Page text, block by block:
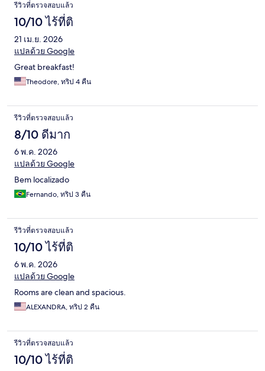
รีวิวที่ตรวจสอบแล้ว
10/10 ไร้ที่ติ
21 เม.ย. 2026
แปลด้วย Google
Great breakfast!
Theodore, ทริป 4 คืน
รีวิวที่ตรวจสอบแล้ว
8/10 ดีมาก
6 พ.ค. 2026
แปลด้วย Google
Bem localizado
Fernando, ทริป 3 คืน
รีวิวที่ตรวจสอบแล้ว
10/10 ไร้ที่ติ
6 พ.ค. 2026
แปลด้วย Google
Rooms are clean and spacious.
ALEXANDRA, ทริป 2 คืน
รีวิวที่ตรวจสอบแล้ว
10/10 ไร้ที่ติ